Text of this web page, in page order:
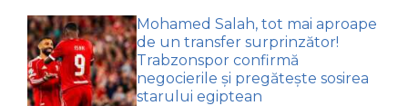
Mohamed Salah, tot mai aproape
de un transfer surprinzător!
Trabzonspor confirmă
negocierile și pregătește sosirea
starului egiptean